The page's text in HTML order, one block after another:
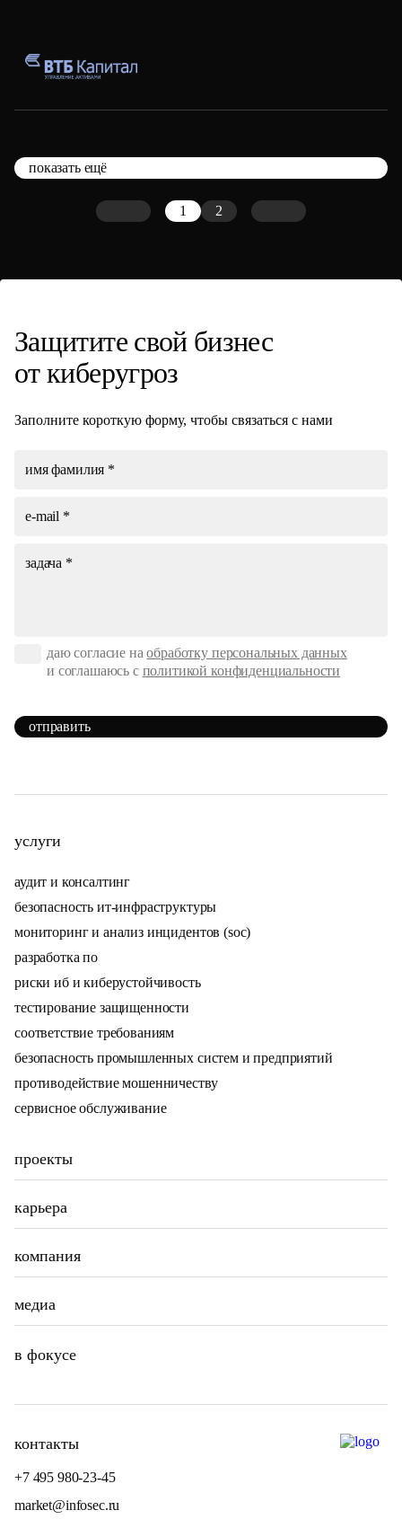
показать ещё
1 2
Защитите свой бизнес
от киберугроз
Заполните короткую форму, чтобы связаться с нами
даю согласие наобработку персональных данных
и соглашаюсь с политикой конфиденциальности
отправить
контакты
+7 495 980-23-45
market@infosec.ru
услуги
аудит и консалтинг
безопасность ит-инфраструктуры
мониторинг и анализ инцидентов (soc)
разработка по
риски иб и киберустойчивость
тестирование защищенности
соответствие требованиям
безопасность промышленных систем и предприятий
противодействие мошенничеству
сервисное обслуживание
проекты
карьера
компания
в фокусе
медиа